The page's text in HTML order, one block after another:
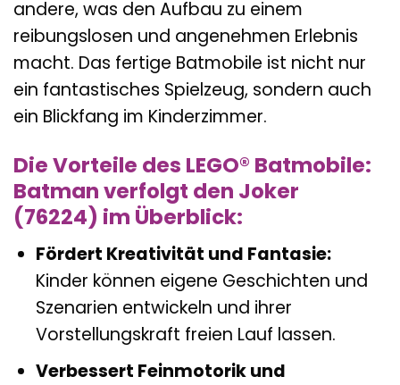
andere, was den Aufbau zu einem
reibungslosen und angenehmen Erlebnis
macht. Das fertige Batmobile ist nicht nur
ein fantastisches Spielzeug, sondern auch
ein Blickfang im Kinderzimmer.
Die Vorteile des LEGO® Batmobile:
Batman verfolgt den Joker
(76224) im Überblick:
Fördert Kreativität und Fantasie:
Kinder können eigene Geschichten und
Szenarien entwickeln und ihrer
Vorstellungskraft freien Lauf lassen.
Verbessert Feinmotorik und